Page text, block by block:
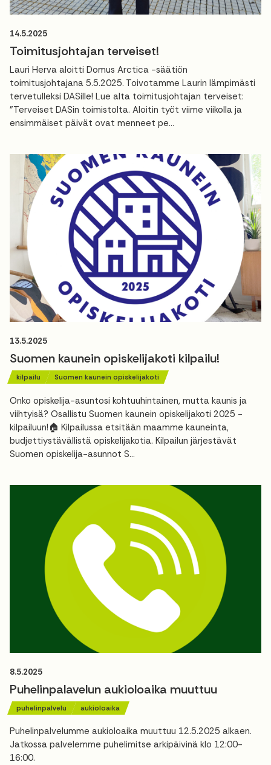
14.5.2025
Toimitusjohtajan terveiset!
Lauri Herva aloitti Domus Arctica -säätiön
toimitusjohtajana 5.5.2025. Toivotamme Laurin lämpimästi
tervetulleksi DASille! Lue alta toimitusjohtajan terveiset:
"Terveiset DASin toimistolta. Aloitin työt viime viikolla ja
ensimmäiset päivät ovat menneet pe...
13.5.2025
Suomen kaunein opiskelijakoti kilpailu!
kilpailu Suomen kaunein opiskelijakoti
Onko opiskelija-asuntosi kohtuuhintainen, mutta kaunis ja
viihtyisä? Osallistu Suomen kaunein opiskelijakoti 2025 -
kilpailuun!🏠 Kilpailussa etsitään maamme kauneinta,
budjettiystävällistä opiskelijakotia. Kilpailun järjestävät
Suomen opiskelija-asunnot S...
8.5.2025
Puhelinpalavelun aukioloaika muuttuu
puhelinpalvelu aukioloaika
Puhelinpalvelumme aukioloaika muuttuu 12.5.2025 alkaen.
Jatkossa palvelemme puhelimitse arkipäivinä klo 12:00-
16:00.